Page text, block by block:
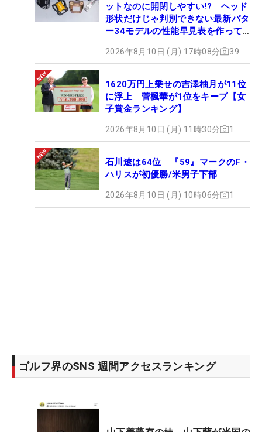
ットなのに開閉しやすい!? ヘッド
形状だけじゃ判別できない最新パタ
ー34モデルの性能早見表を作って
2026年8月10日 (月) 17時08分 39
1620万円上乗せの吉澤柚月が11位
に浮上 菅楓華が1位をキープ【女
子賞金ランキング】
2026年8月10日 (月) 11時30分 1
石川遼は64位 『59』マークのF・
ハリスが初優勝/米男子下部
2026年8月10日 (月) 10時06分 1
ゴルフ界のSNS 週間アクセスランキング